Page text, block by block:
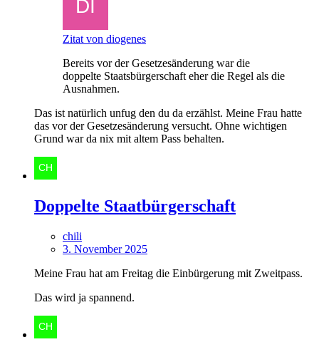
Zitat von diogenes
Bereits vor der Gesetzesänderung war die
doppelte Staatsbürgerschaft eher die Regel als die
Ausnahmen.
Das ist natürlich unfug den du da erzählst. Meine Frau hatte
das vor der Gesetzesänderung versucht. Ohne wichtigen
Grund war da nix mit altem Pass behalten.
Doppelte Staatbürgerschaft
chili
3. November 2025
Meine Frau hat am Freitag die Einbürgerung mit Zweitpass.
Das wird ja spannend.